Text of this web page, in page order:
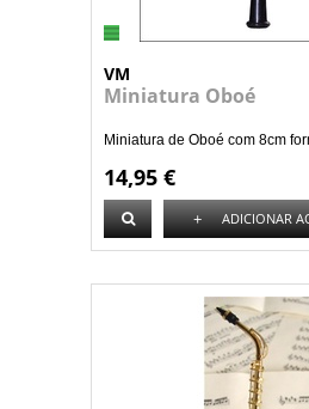
VM
Miniatura Oboé
Miniatura de Oboé com 8cm
14,95 €
+ ADICIONAR